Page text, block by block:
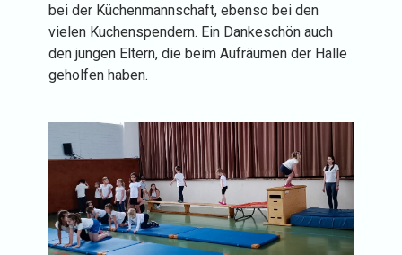
bei der Küchenmannschaft, ebenso bei den
vielen Kuchenspendern. Ein Dankeschön auch
den jungen Eltern, die beim Aufräumen der Halle
geholfen haben.